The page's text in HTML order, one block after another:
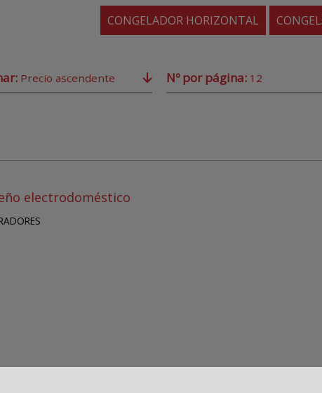
CONGELADOR HORIZONTAL
Precio ascendente Nº por página: 12
electrodoméstico